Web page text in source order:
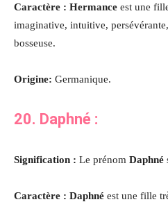
Caractère : Hermance est une
imaginative, intuitive,
bosseuse.
Origine: Germanique.
20. Daphné :
Signification : Le prénom Daphné
Caractère : Daphné est une fille